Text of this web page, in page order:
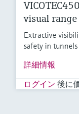
VICOTEC450
visual
Extractive
safety in tunnels
詳細情報
ログイン 後に